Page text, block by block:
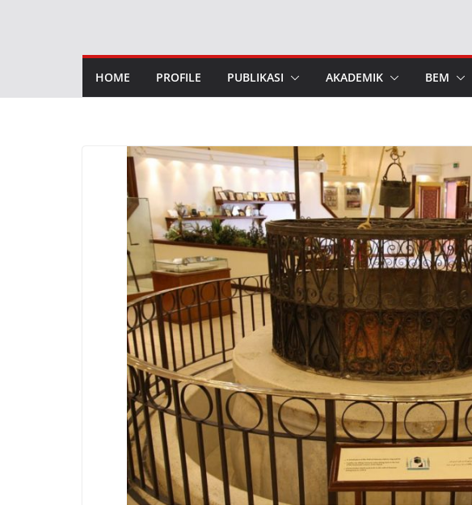
HOME PROFILE PUBLIKASI AKADEMIK BEM